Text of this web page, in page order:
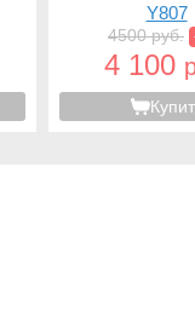
Y807
4500 руб.
4 100